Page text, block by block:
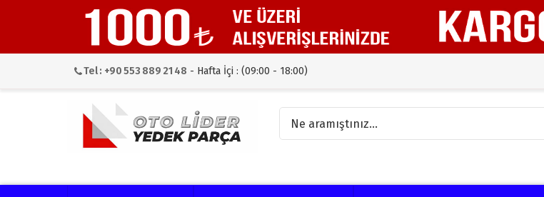
Tel : +90 553 889 21 48 - Hafta İçi : (09:00 - 18:00)